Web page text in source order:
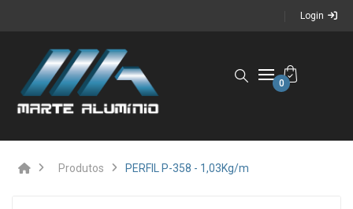
Login
0
Produtos PERFIL P-358 - 1,03Kg/m